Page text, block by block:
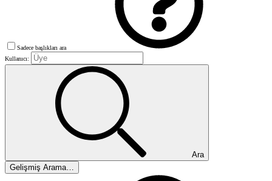
Sadece başlıkları ara
Kullanıcı:
Ara
Gelişmiş Arama…